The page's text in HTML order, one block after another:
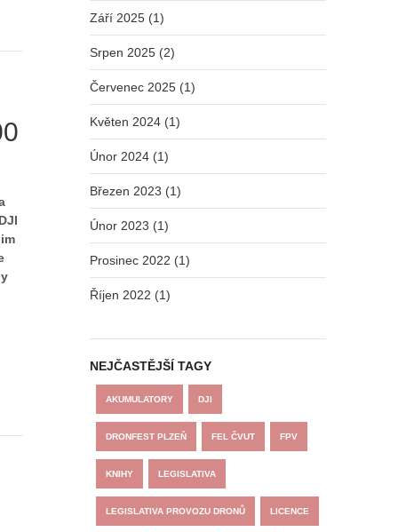
Září 2025 (1)
Srpen 2025 (2)
Červenec 2025 (1)
Květen 2024 (1)
Únor 2024 (1)
Březen 2023 (1)
Únor 2023 (1)
Prosinec 2022 (1)
Říjen 2022 (1)
NEJČASTĚJŠÍ TAGY
AKUMULATORY DJI
DRONFEST PLZEŇ FEL ČVUT FPV
KNIHY LEGISLATIVA
LEGISLATIVA PROVOZU DRONŮ LICENCE